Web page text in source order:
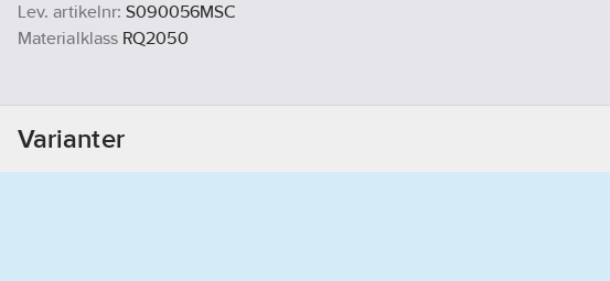
Lev. artikelnr: S090056MSC
Materialklass RQ2050
Varianter